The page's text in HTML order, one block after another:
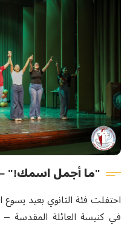
"ما أجمل اسمك!" –